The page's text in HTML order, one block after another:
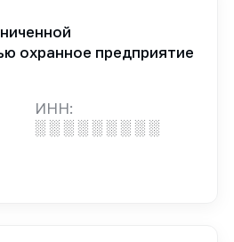
охранное предприятие
ИНН:
░ ░ ░ ░ ░ ░ ░ ░ ░